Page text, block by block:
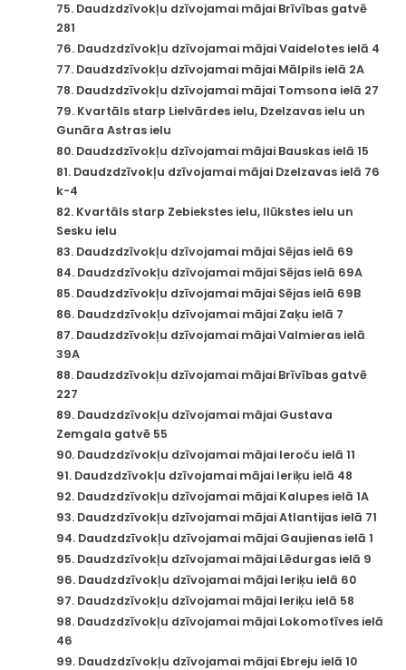
75. Daudzdzīvokļu dzīvojamai mājai Brīvības gatvē
281
76. Daudzdzīvokļu dzīvojamai mājai Vaidelotes ielā 4
77. Daudzdzīvokļu dzīvojamai mājai Mālpils ielā 2A
78. Daudzdzīvokļu dzīvojamai mājai Tomsona ielā 27
79. Kvartāls starp Lielvārdes ielu, Dzelzavas ielu un
Gunāra Astras ielu
80. Daudzdzīvokļu dzīvojamai mājai Bauskas ielā 15
81. Daudzdzīvokļu dzīvojamai mājai Dzelzavas ielā 76
k-4
82. Kvartāls starp Zebiekstes ielu, Ilūkstes ielu un
Sesku ielu
83. Daudzdzīvokļu dzīvojamai mājai Sējas ielā 69
84. Daudzdzīvokļu dzīvojamai mājai Sējas ielā 69A
85. Daudzdzīvokļu dzīvojamai mājai Sējas ielā 69B
86. Daudzdzīvokļu dzīvojamai mājai Zaķu ielā 7
87. Daudzdzīvokļu dzīvojamai mājai Valmieras ielā
39A
88. Daudzdzīvokļu dzīvojamai mājai Brīvības gatvē
227
89. Daudzdzīvokļu dzīvojamai mājai Gustava
Zemgala gatvē 55
90. Daudzdzīvokļu dzīvojamai mājai Ieroču ielā 11
91. Daudzdzīvokļu dzīvojamai mājai Ieriķu ielā 48
92. Daudzdzīvokļu dzīvojamai mājai Kalupes ielā 1A
93. Daudzdzīvokļu dzīvojamai mājai Atlantijas ielā 71
94. Daudzdzīvokļu dzīvojamai mājai Gaujienas ielā 1
95. Daudzdzīvokļu dzīvojamai mājai Lēdurgas ielā 9
96. Daudzdzīvokļu dzīvojamai mājai Ieriķu ielā 60
97. Daudzdzīvokļu dzīvojamai mājai Ieriķu ielā 58
98. Daudzdzīvokļu dzīvojamai mājai Lokomotīves ielā
46
99. Daudzdzīvokļu dzīvojamai mājai Ebreju ielā 10